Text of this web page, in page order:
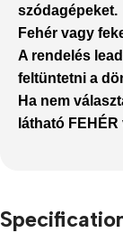
szódagépeket.
Fehér vagy
A rendelés
feltüntetni a
Ha nem
látható FEHÉR